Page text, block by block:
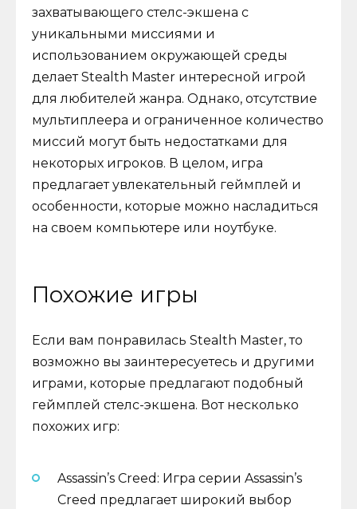
захватывающего стелс-экшена с
уникальными миссиями и
использованием окружающей среды
делает Stealth Master интересной игрой
для любителей жанра. Однако, отсутствие
мультиплеера и ограниченное количество
миссий могут быть недостатками для
некоторых игроков. В целом, игра
предлагает увлекательный геймплей и
особенности, которые можно насладиться
на своем компьютере или ноутбуке.
Похожие игры
Если вам понравилась Stealth Master, то
возможно вы заинтересуетесь и другими
играми, которые предлагают подобный
геймплей стелс-экшена. Вот несколько
похожих игр:
Assassin’s Creed: Игра серии Assassin’s
Creed предлагает широкий выбор